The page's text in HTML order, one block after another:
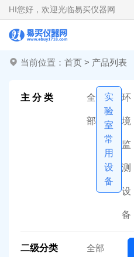
HI您好，欢迎光临易买仪器网
当前位置： 首页 > 产品列表
主 分 类 全
部
实
验
室
常
用
设
备
环
境
监
测
设
备
二级分类 全部